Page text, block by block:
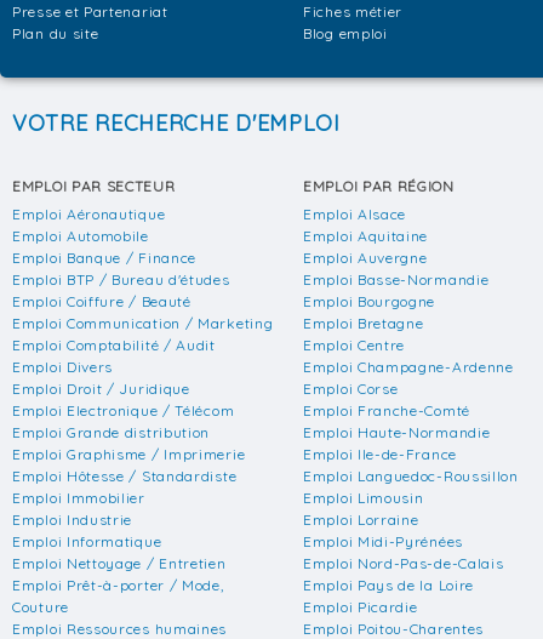
Presse et Partenariat
Plan du site
Fiches métier
Blog emploi
VOTRE RECHERCHE D'EMPLOI
EMPLOI PAR SECTEUR
Emploi Aéronautique
Emploi Automobile
Emploi Banque / Finance
Emploi BTP / Bureau d'études
Emploi Coiffure / Beauté
Emploi Communication / Marketing
Emploi Comptabilité / Audit
Emploi Divers
Emploi Droit / Juridique
Emploi Electronique / Télécom
Emploi Grande distribution
Emploi Graphisme / Imprimerie
Emploi Hôtesse / Standardiste
Emploi Immobilier
Emploi Industrie
Emploi Informatique
Emploi Nettoyage / Entretien
Emploi Prêt-à-porter / Mode,
Couture
Emploi Ressources humaines
EMPLOI PAR RÉGION
Emploi Alsace
Emploi Aquitaine
Emploi Auvergne
Emploi Basse-Normandie
Emploi Bourgogne
Emploi Bretagne
Emploi Centre
Emploi Champagne-Ardenne
Emploi Corse
Emploi Franche-Comté
Emploi Haute-Normandie
Emploi Ile-de-France
Emploi Languedoc-Roussillon
Emploi Limousin
Emploi Lorraine
Emploi Midi-Pyrénées
Emploi Nord-Pas-de-Calais
Emploi Pays de la Loire
Emploi Picardie
Emploi Poitou-Charentes